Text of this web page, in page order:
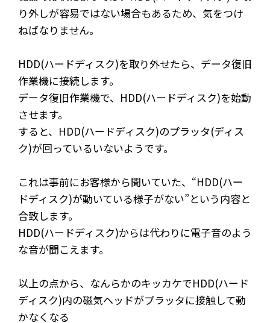
り外しが容易ではない場合もあるため、気をつけ
ねばなりません。
HDD(ハードディスク)を取り外せたら、データ復旧
作業機に接続します。
データ復旧作業機で、HDD(ハードディスク)を始動
させます。
すると、HDD(ハードディスク)のプラッタ(ディス
ク)が回っているいないようです。
これは事前にお客様から聞いていた、“HDD(ハー
ドディスク)が動いている様子がない”という内容と
合致します。
HDD(ハードディスク)からは代わりに電子音のよう
な音が聞こえます。
以上の点から、なんらかのキッカケでHDD(ハード
ディスク)内の磁気ヘッドがプラッタに接触して動
かなくなる